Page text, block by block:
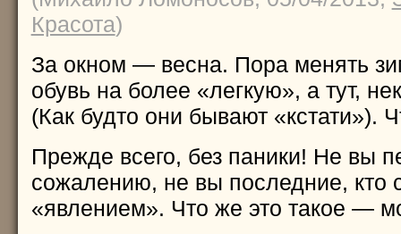
Красота)
За окном — весна. Пора менять
обувь на более «легкую», а тут,
(Как будто они бывают «кстати»).
Прежде всего, без паники! Не вы
сожалению, не вы последние, кто
«явлением». Что же это такое —